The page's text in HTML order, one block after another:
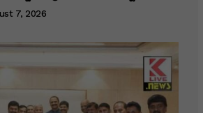
7, 2026